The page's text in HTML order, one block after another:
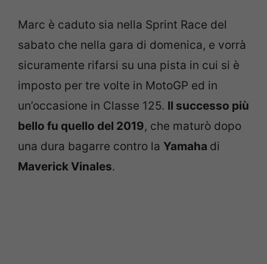
Marc è caduto sia nella Sprint Race del
sabato che nella gara di domenica, e vorrà
sicuramente rifarsi su una pista in cui si è
imposto per tre volte in MotoGP ed in
un’occasione in Classe 125. Il successo più
bello fu quello del 2019, che maturò dopo
una dura bagarre contro la Yamaha di
Maverick Vinales.